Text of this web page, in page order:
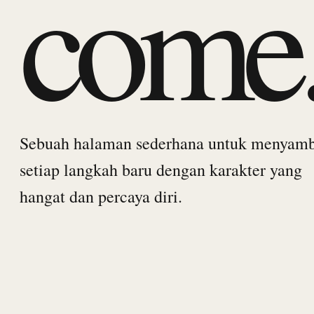
Sebuah halaman sederhana untuk
setiap langkah baru dengan karakter yang
hangat dan percaya diri.